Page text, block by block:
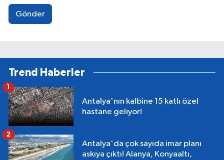
Gönder
Trend Haberler
Antalya'nın kalbine 15 katlı özel
hastane geliyor!
1
Antalya'da çok sayıda imar planı
askıya çıktı! Alanya, Konyaaltı,
2